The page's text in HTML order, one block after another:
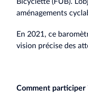
Bicyclette (FUB).
aménagements
En 2021, ce
vision précise des
Comment participer